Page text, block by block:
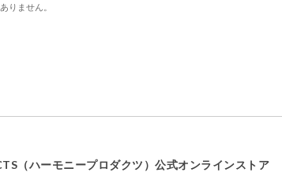
りません。
（ハーモニープロダクツ）公式オンラインストア